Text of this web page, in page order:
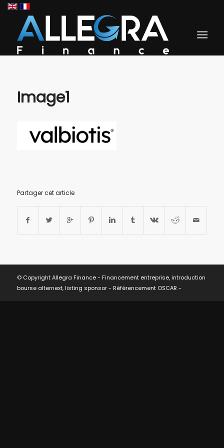
Image1
Partager cet article
© Copyright Allegra Finance - Financement entreprise, introduction
bourse alternext, listing sponsor - Référencement OSCAR -